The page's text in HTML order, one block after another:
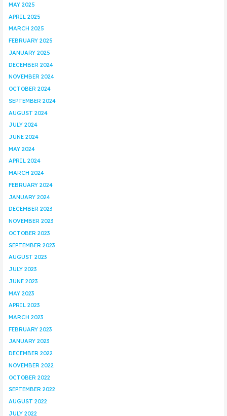
MAY 2025
APRIL 2025
MARCH 2025
FEBRUARY 2025
JANUARY 2025
DECEMBER 2024
NOVEMBER 2024
OCTOBER 2024
SEPTEMBER 2024
AUGUST 2024
JULY 2024
JUNE 2024
MAY 2024
APRIL 2024
MARCH 2024
FEBRUARY 2024
JANUARY 2024
DECEMBER 2023
NOVEMBER 2023
OCTOBER 2023
SEPTEMBER 2023
AUGUST 2023
JULY 2023
JUNE 2023
MAY 2023
APRIL 2023
MARCH 2023
FEBRUARY 2023
JANUARY 2023
DECEMBER 2022
NOVEMBER 2022
OCTOBER 2022
SEPTEMBER 2022
AUGUST 2022
JULY 2022